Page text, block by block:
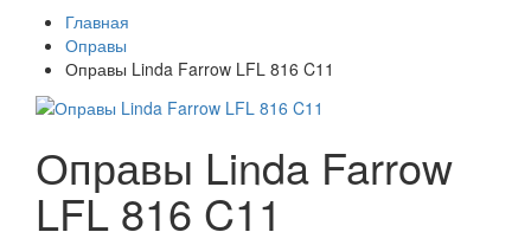
Главная
Оправы
Оправы Linda Farrow LFL 816 C11
Оправы Linda Farrow
LFL 816 C11